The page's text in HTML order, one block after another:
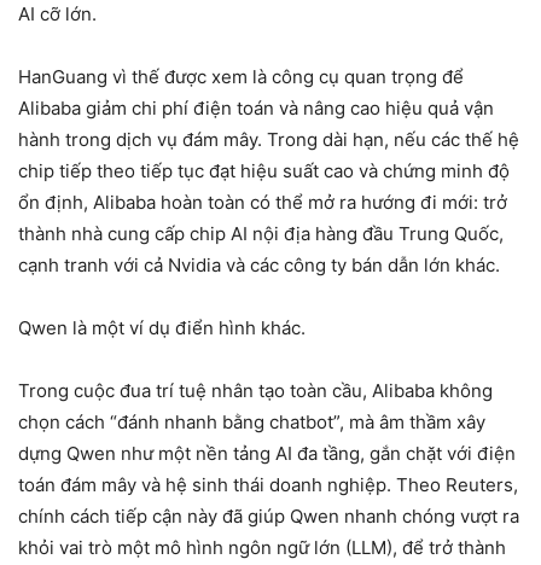
AI cỡ lớn.
HanGuang vì thế được xem là công cụ quan trọng để
Alibaba giảm chi phí điện toán và nâng cao hiệu quả vận
hành trong dịch vụ đám mây. Trong dài hạn, nếu các thế hệ
chip tiếp theo tiếp tục đạt hiệu suất cao và chứng minh độ
ổn định, Alibaba hoàn toàn có thể mở ra hướng đi mới: trở
thành nhà cung cấp chip AI nội địa hàng đầu Trung Quốc,
cạnh tranh với cả Nvidia và các công ty bán dẫn lớn khác.
Qwen là một ví dụ điển hình khác.
Trong cuộc đua trí tuệ nhân tạo toàn cầu, Alibaba không
chọn cách “đánh nhanh bằng chatbot”, mà âm thầm xây
dựng Qwen như một nền tảng AI đa tầng, gắn chặt với điện
toán đám mây và hệ sinh thái doanh nghiệp. Theo Reuters,
chính cách tiếp cận này đã giúp Qwen nhanh chóng vượt ra
khỏi vai trò một mô hình ngôn ngữ lớn (LLM), để trở thành